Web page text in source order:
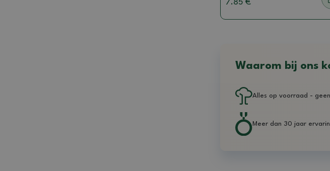
7.85 €
Waarom bij ons
Alles op voorraad -
Meer dan 30 jaar